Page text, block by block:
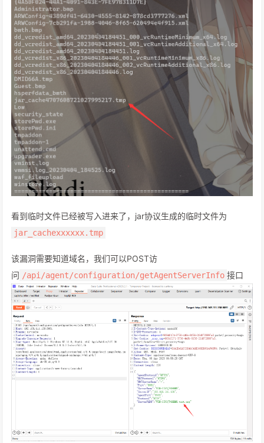
看到临时文件已经被写入进来了，jar协议生成的临时文件为
jar_cachexxxxxx.tmp
该漏洞需要知道域名，我们可以POST访
问 /api/agent/configuration/getAgentServerInfo 接口